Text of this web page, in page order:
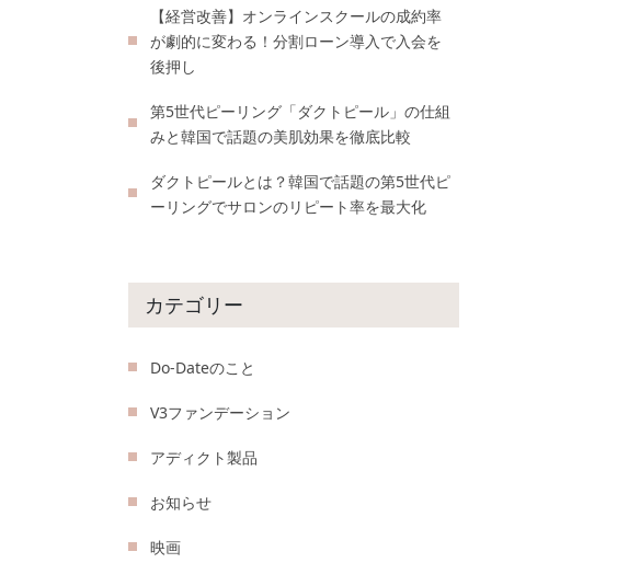
【経営改善】オンラインスクールの成約率
が劇的に変わる！分割ローン導入で入会を
後押し
第5世代ピーリング「ダクトピール」の仕組
みと韓国で話題の美肌効果を徹底比較
ダクトピールとは？韓国で話題の第5世代ピ
ーリングでサロンのリピート率を最大化
カテゴリー
Do-Dateのこと
V3ファンデーション
アディクト製品
お知らせ
映画